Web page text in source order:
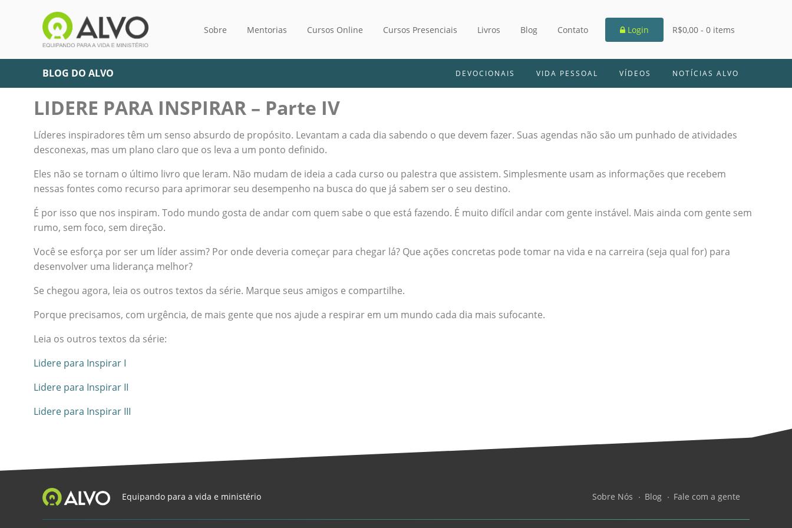
Sobre Mentorias Cursos Online Cursos Presenciais Livros Blog Contato Login R$0,00 - 0 items
BLOG DO ALVO DEVOCIONAIS VIDA PESSOAL VÍDEOS NOTÍCIAS ALVO
LIDERE PARA INSPIRAR – Parte IV
Líderes inspiradores têm um senso absurdo de propósito. Levantam a cada dia sabendo o que devem fazer. Suas agendas não são um punhado de atividades
desconexas, mas um plano claro que os leva a um ponto definido.
Eles não se tornam o último livro que leram. Não mudam de ideia a cada curso ou palestra que assistem. Simplesmente usam as informações que recebem
nessas fontes como recurso para aprimorar seu desempenho na busca do que já sabem ser o seu destino.
É por isso que nos inspiram. Todo mundo gosta de andar com quem sabe o que está fazendo. É muito difícil andar com gente instável. Mais ainda com gente sem
rumo, sem foco, sem direção.
Você se esforça por ser um líder assim? Por onde deveria começar para chegar lá? Que ações concretas pode tomar na vida e na carreira (seja qual for) para
desenvolver uma liderança melhor?
Se chegou agora, leia os outros textos da série. Marque seus amigos e compartilhe.
Porque precisamos, com urgência, de mais gente que nos ajude a respirar em um mundo cada dia mais sufocante.
Leia os outros textos da série:
Lidere para Inspirar I
Lidere para Inspirar II
Lidere para Inspirar III
Equipando para a vida e ministério Sobre Nós Blog Fale com a gente